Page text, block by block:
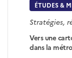
ÉTUDES &
Stratégies,
Vers une
dans la